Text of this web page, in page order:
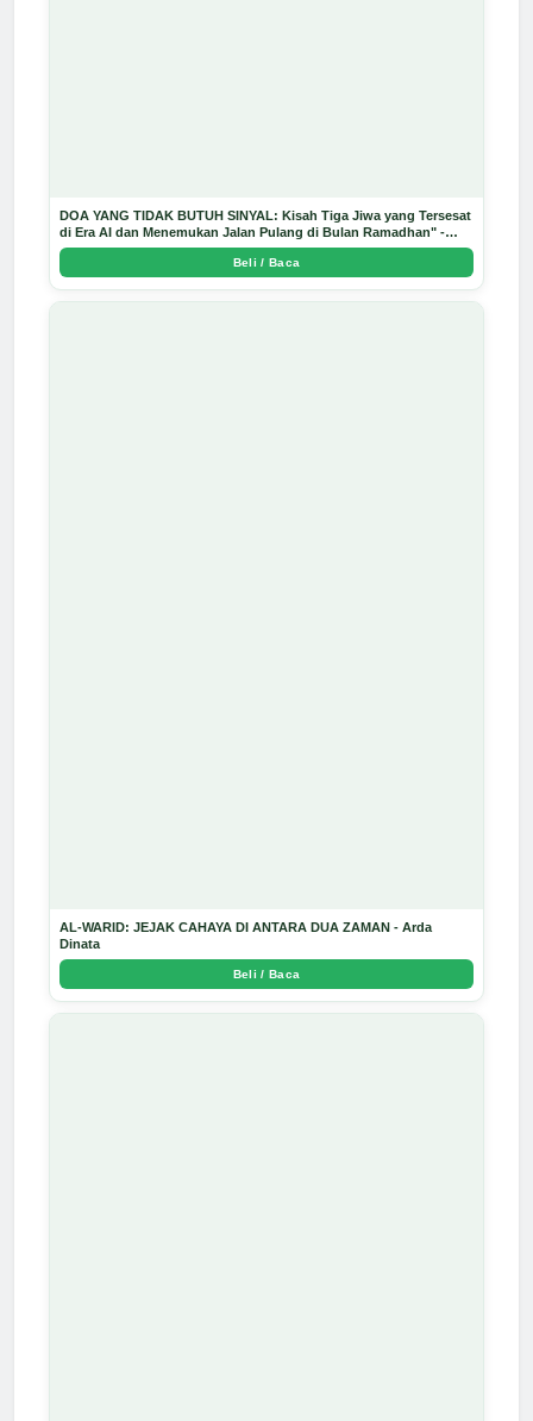
DOA YANG TIDAK BUTUH SINYAL: Kisah Tiga Jiwa yang Tersesat
di Era AI dan Menemukan Jalan Pulang di Bulan Ramadhan" -
Arda Dinata
Beli / Baca
AL-WARID: JEJAK CAHAYA DI ANTARA DUA ZAMAN - Arda
Dinata
Beli / Baca